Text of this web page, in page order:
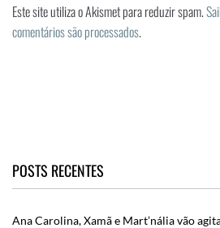
Este site utiliza o Akismet para reduzir spam.
comentários são processados.
POSTS RECENTES
Ana Carolina, Xamã e Mart’nália vão